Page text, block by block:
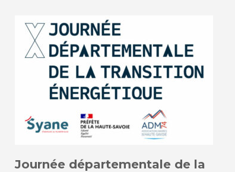
Journée départementale de la